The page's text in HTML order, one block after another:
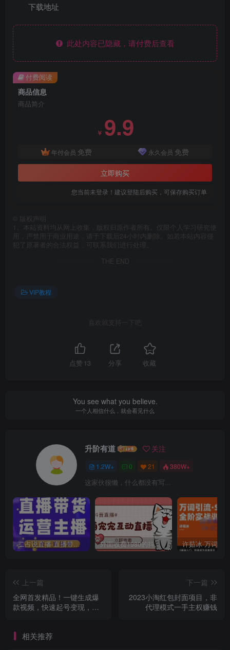
下载地址
此处内容已隐藏，请付费后查看
商品信息
商品简介
￥ 9.9
年付会员 免费 永久会员 免费
立即购买
您当前未登录！建议登陆后购买，可保存购买订单
付费阅读
版权声明
1、本站资料均从网上收集，版权归原作者所有。仅限个人学习研究使
用，严禁用于商业用途，请于下载后24小时内删除。如若本站内容侵
犯了原著者的合法权益，可联系我们进行处理。
THE END
VIP教程
喜欢就支持一下吧
点赞 13 分享 收藏
You see what you believe.
一个人相信什么，就会看见什么
升阶有道 关注
1.2W+ 0 21 380W+
这家伙很懒，什么都没有写...
二占说直播·直播带货主播运营课程，主播运营二合一实操课 外面收费1980的抖音萌宠宠直播项目，可虚拟人直播，抖音报白，实时互动直播【软件+详细教程】
上一篇
全网首发精品！一键生成爆
款视频，快速起号变现，小
下一篇
2023小淘红包封面项目，非
代理模式一手主权赚钱
相关推荐